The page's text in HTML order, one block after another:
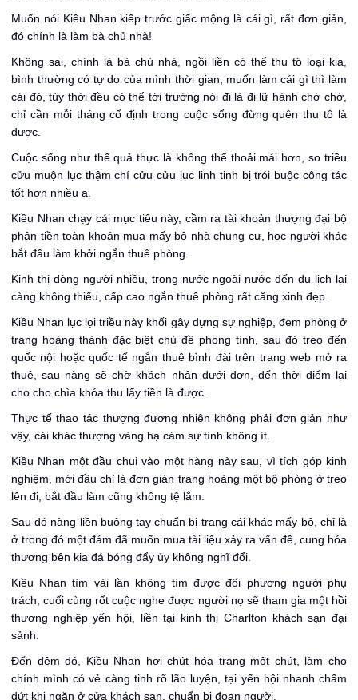
Muốn nói Kiều Nhan kiếp trước giấc mộng là cái gì, rất đơn giản,
đó chính là làm bà chủ nhà!
Không sai, chính là bà chủ nhà, ngồi liền có thể thu tô loại kia,
bình thường có tự do của mình thời gian, muốn làm cái gì thì làm
cái đó, tùy thời đều có thể tới trường nói đi là đi lữ hành chờ chờ,
chỉ cần mỗi tháng cố định trong cuộc sống đừng quên thu tô là
được.
Cuộc sống như thế quả thực là không thể thoải mái hơn, so triều
cửu muộn lục thậm chí cửu cửu lục linh tinh bị trói buộc công tác
tốt hơn nhiều a.
Kiều Nhan chạy cái mục tiêu này, cầm ra tài khoản thượng đại bộ
phận tiền toàn khoản mua mấy bộ nhà chung cư, học người khác
bắt đầu làm khởi ngắn thuê phòng.
Kinh thị dòng người nhiều, trong nước ngoài nước đến du lịch lại
càng không thiếu, cấp cao ngắn thuê phòng rất căng xinh đẹp.
Kiều Nhan lục lọi triều này khối gây dựng sự nghiệp, đem phòng ở
trang hoàng thành đặc biệt chủ đề phong tình, sau đó treo đến
quốc nội hoặc quốc tế ngắn thuê bình đài trên trang web mở ra
thuê, sau nàng sẽ chờ khách nhân dưới đơn, đến thời điểm lại
cho cho chìa khóa thu lấy tiền là được.
Thực tế thao tác thượng đương nhiên không phải đơn giản như
vậy, cái khác thượng vàng hạ cám sự tình không ít.
Kiều Nhan một đầu chui vào một hàng này sau, vì tích góp kinh
nghiệm, mới đầu chỉ là đơn giản trang hoàng một bộ phòng ở treo
lên đi, bắt đầu làm cũng không tệ lắm.
Sau đó nàng liền buông tay chuẩn bị trang cái khác mấy bộ, chỉ là
ở trong đó một đám đã muốn mua tài liệu xảy ra vấn đề, cung hóa
thương bên kia đá bóng đẩy ủy không nghĩ đổi.
Kiều Nhan tìm vài lần không tìm được đối phương người phụ
trách, cuối cùng rốt cuộc nghe được người nọ sẽ tham gia một hồi
thương nghiệp yến hội, liền tại kinh thị Charlton khách sạn đại
sảnh.
Đến đêm đó, Kiều Nhan hơi chút hóa trang một chút, làm cho
chính mình có vẻ càng tinh rõ lão luyện, tại yến hội nhanh chấm
dứt khi ngăn ở cửa khách sạn, chuẩn bị đoạn người.